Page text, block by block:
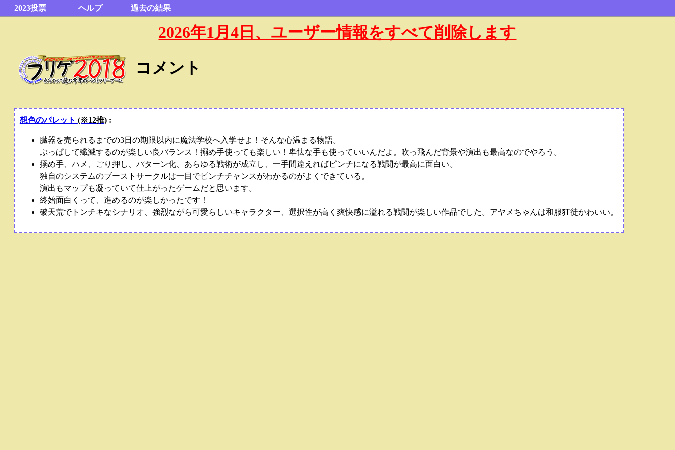
2023投票 ヘルプ 過去の結果
2026年1月4日、ユーザー情報をすべて削除します
コメント
想色のパレット (※12推):
臓器を売られるまでの3日の期限以内に魔法学校へ入学せよ！そんな心温まる物語。
ぶっぱして殲滅するのが楽しい良バランス！搦め手使っても楽しい！卑怯な手も使っていいんだよ。吹っ飛んだ背景や演出も最高なのでやろう。
搦め手、ハメ、ごり押し、パターン化、あらゆる戦術が成立し、一手間違えればピンチになる戦闘が最高に面白い。
独自のシステムのブーストサークルは一目でピンチチャンスがわかるのがよくできている。
演出もマップも凝っていて仕上がったゲームだと思います。
終始面白くって、進めるのが楽しかったです！
破天荒でトンチキなシナリオ、強烈ながら可愛らしいキャラクター、選択性が高く爽快感に溢れる戦闘が楽しい作品でした。アヤメちゃんは和服狂徒かわいい。